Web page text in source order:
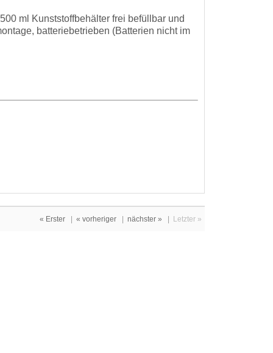
ml Kunststoffbehälter frei befüllbar und
batteriebetrieben (Batterien nicht im
« Erster « vorheriger nächster » Letzter »